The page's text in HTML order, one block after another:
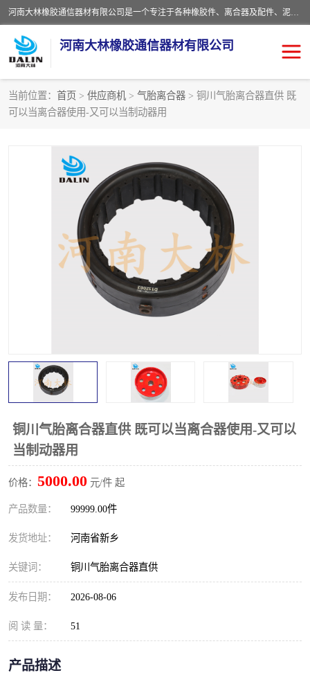
河南大林橡胶通信器材有限公司是一个专注于各种橡胶件、离合器及配件、泥浆泵及配件等产品设计制造和加工的企业。产品应用于矿山、冶金、石油、钢铁、化工、水泥、船舶、造纸、通用机械等各种大功率机械传动或制动装置。
河南大林橡胶通信器材有限公司
当前位置： 首页 > 供应商机 > 气胎离合器 > 铜川气胎离合器直供 既
可以当离合器使用-又可以当制动器用
铜川气胎离合器直供 既可以当离合器使用-又可以
当制动器用
价格： 5000.00 元/件 起
产品数量： 99999.00件
发货地址： 河南省新乡
关键词： 铜川气胎离合器直供
发布日期： 2026-08-06
阅 读 量： 51
产品描述
推盘离合器
VC离合器
气胎离合器
泥浆泵空气包胶囊 气动元件
DY隔膜式离合器 CB离合器
实芯轮胎